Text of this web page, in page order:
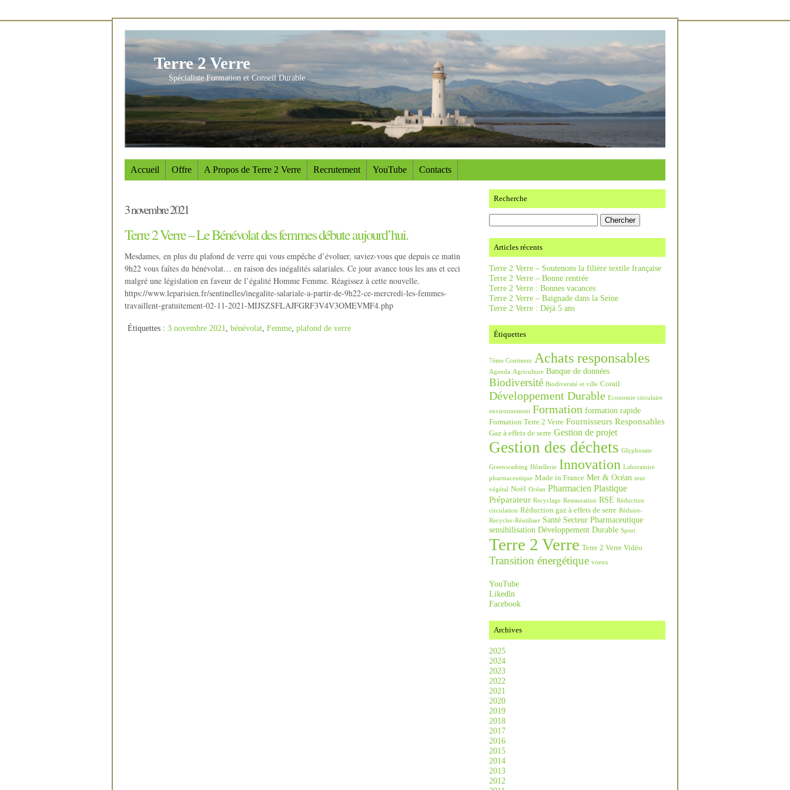
Terre 2 Verre
Spécialiste Formation et Conseil Durable
Accueil Offre A Propos de Terre 2 Verre Recrutement YouTube Contacts
3 novembre 2021
Terre 2 Verre – Le Bénévolat des femmes débute aujourd’hui.
Mesdames, en plus du plafond de verre qui vous empêche d’évoluer, saviez-vous que depuis ce matin
9h22 vous faîtes du bénévolat… en raison des inégalités salariales. Ce jour avance tous les ans et ceci
malgré une législation en faveur de l’égalité Homme Femme. Réagissez à cette nouvelle.
https://www.leparisien.fr/sentinelles/inegalite-salariale-a-partir-de-9h22-ce-mercredi-les-femmes-
travaillent-gratuitement-02-11-2021-MIJSZSFLAJFGRF3V4V3OMEVMF4.php
Étiquettes : 3 novembre 2021 bénévolat Femme plafond de verre
Recherche
Articles récents
Terre 2 Verre – Soutenons la filière textile française
Terre 2 Verre – Bonne rentrée
Terre 2 Verre : Bonnes vacances
Terre 2 Verre – Baignade dans la Seine
Terre 2 Verre : Déjà 5 ans
Étiquettes
7ème Continent Achats responsables
Agenda Agriculture Banque de données
Biodiversité Biodiversité et ville Corail
Développement Durable Economie circulaire
environnement Formation formation rapide
Formation Terre 2 Verre Fournisseurs Responsables
Gaz à effets de serre Gestion de projet
Gestion des déchets Glyphosate
Greenwashing Hôtellerie Innovation Laboratoire
pharmaceutique Made in France Mer & Océan mur
végétal Noël Océan Pharmacien Plastique
Préparateur Recyclage Restauration RSE Réduction
circulation Réduction gaz à effets de serre Réduire-
Recycler-Réutiliser Santé Secteur Pharmaceutique
sensibilisation Développement Durable Sport
Terre 2 Verre Terre 2 Verre Vidéo
Transition énergétique voeux
YouTube
Likedln
Facebook
Archives
2025
2024
2023
2022
2021
2020
2019
2018
2017
2016
2015
2014
2013
2012